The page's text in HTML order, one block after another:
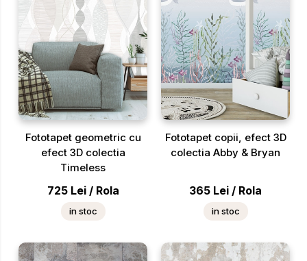
Fototapet geometric cu
efect 3D colectia
Timeless
725 Lei / Rola
in stoc
Fototapet copii, efect 3D
colectia Abby & Bryan
365 Lei / Rola
in stoc